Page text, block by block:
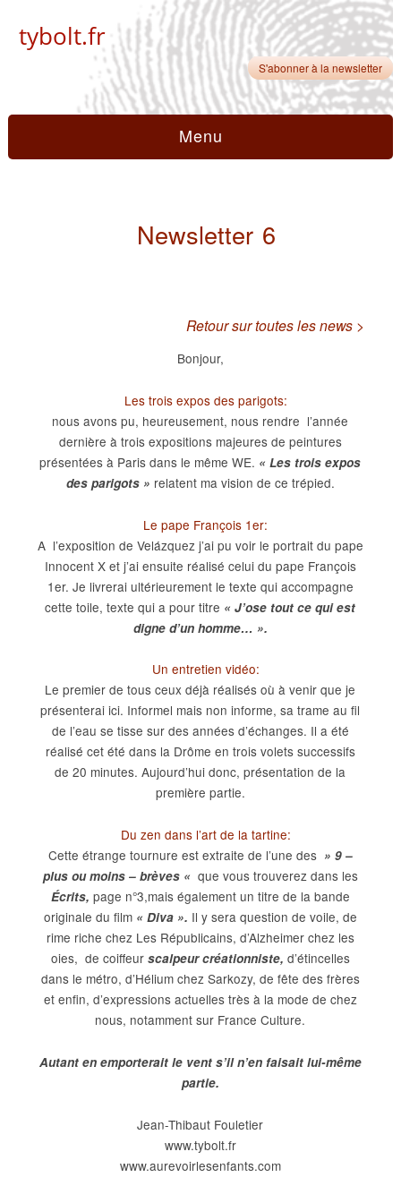
tybolt.fr
S'abonner à la newsletter
Menu
Newsletter 6
Retour sur toutes les news >
Bonjour,
Les trois expos des parigots:
nous avons pu, heureusement, nous rendre l’année
dernière à trois expositions majeures de peintures
présentées à Paris dans le même WE. « Les trois expos
des parigots » relatent ma vision de ce trépied.
Le pape François 1er:
A l’exposition de Velázquez j’ai pu voir le portrait du pape
Innocent X et j’ai ensuite réalisé celui du pape François
1er. Je livrerai ultérieurement le texte qui accompagne
cette toile, texte qui a pour titre « J’ose tout ce qui est
digne d’un homme… ».
Un entretien vidéo:
Le premier de tous ceux déjà réalisés où à venir que je
présenterai ici. Informel mais non informe, sa trame au fil
de l’eau se tisse sur des années d’échanges. Il a été
réalisé cet été dans la Drôme en trois volets successifs
de 20 minutes. Aujourd’hui donc, présentation de la
première partie.
Du zen dans l’art de la tartine:
Cette étrange tournure est extraite de l’une des » 9 –
plus ou moins – brèves « que vous trouverez dans les
Écrits, page n°3,mais également un titre de la bande
originale du film « Diva ». Il y sera question de voile, de
rime riche chez Les Républicains, d’Alzheimer chez les
oies, de coiffeur scalpeur créationniste, d’étincelles
dans le métro, d’Hélium chez Sarkozy, de fête des frères
et enfin, d’expressions actuelles très à la mode de chez
nous, notamment sur France Culture.
Autant en emporterait le vent s’il n’en faisait lui-même
partie.
Jean-Thibaut Fouletier
www.tybolt.fr
www.aurevoirlesenfants.com